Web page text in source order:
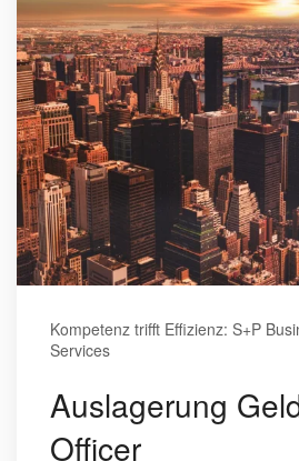
Kompetenz trifft Effizienz: S+P
Services
Auslagerung
Officer